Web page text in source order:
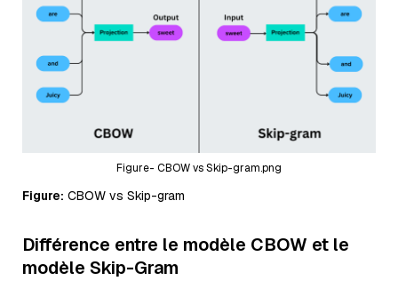
Figure- CBOW vs Skip-gram.png
Figure: CBOW vs Skip-gram
Différence entre le modèle CBOW et le
modèle Skip-Gram